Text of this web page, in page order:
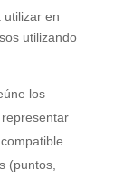
utilizar en
utilizando
los
(puntos,